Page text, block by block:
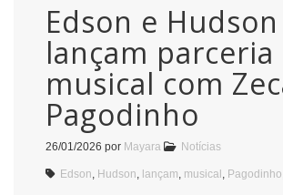
Edson e Hudson
lançam parceria
musical com
Pagodinho
26/01/2026 por Mayara Notícias
Edson Hudson lançam musical Pagodinho